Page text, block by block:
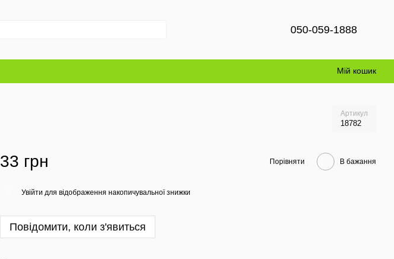
050-059-1888
Мій кошик
Артикул
18782
33 грн Порівняти В бажання
Увійти для відображення накопичувальної знижки
Повідомити, коли з'явиться